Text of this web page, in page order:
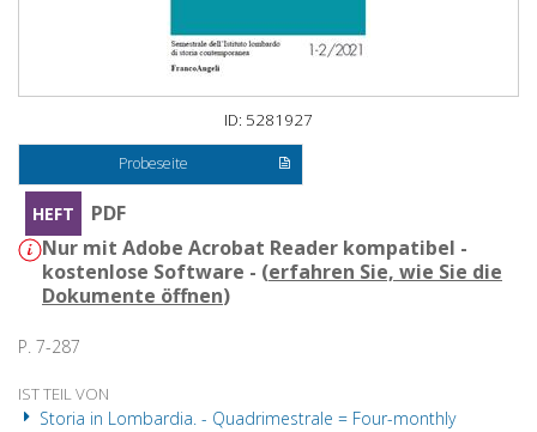
ID: 5281927
Probeseite
HEFT
PDF
Nur mit Adobe Acrobat Reader kompatibel -
kostenlose Software - (erfahren Sie, wie Sie die
Dokumente öffnen)
P. 7-287
IST TEIL VON
Storia in Lombardia. - Quadrimestrale = Four-monthly